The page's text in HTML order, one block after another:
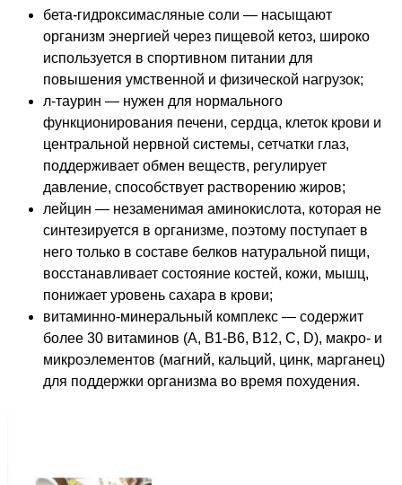
бета-гидроксимасляные соли — насыщают
организм энергией через пищевой кетоз, широко
используется в спортивном питании для
повышения умственной и физической нагрузок;
л-таурин — нужен для нормального
функционирования печени, сердца, клеток крови и
центральной нервной системы, сетчатки глаз,
поддерживает обмен веществ, регулирует
давление, способствует растворению жиров;
лейцин — незаменимая аминокислота, которая не
синтезируется в организме, поэтому поступает в
него только в составе белков натуральной пищи,
восстанавливает состояние костей, кожи, мышц,
понижает уровень сахара в крови;
витаминно-минеральный комплекс — содержит
более 30 витаминов (А, В1-В6, В12, С, D), макро- и
микроэлементов (магний, кальций, цинк, марганец)
для поддержки организма во время похудения.